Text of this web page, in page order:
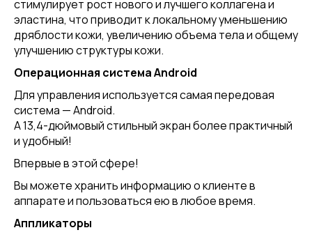
стимулирует рост нового и лучшего коллагена и
эластина, что приводит к локальному уменьшению
дряблости кожи, увеличению объема тела и общему
улучшению структуры кожи.
Операционная системаAndroid
Для управления используется самая передовая
система — Android.
А 13,4-дюймовый стильный экран более практичный
и удобный!
Впервые в этой сфере!
Вы можете хранить информацию о клиенте в
аппарате и пользоваться ею в любое время.
Аппликаторы